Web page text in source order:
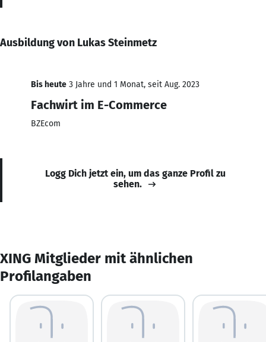
Ausbildung von Lukas Steinmetz
Bis heute 3 Jahre und 1 Monat, seit Aug. 2023
Fachwirt im E-Commerce
BZEcom
Logg Dich jetzt ein, um das ganze Profil zu
sehen.
XING Mitglieder mit ähnlichen
Profilangaben